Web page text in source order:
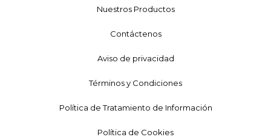
Nuestros Productos
Contáctenos
Aviso de privacidad
Términos y Condiciones
Política de Tratamiento de Información
Política de Cookies